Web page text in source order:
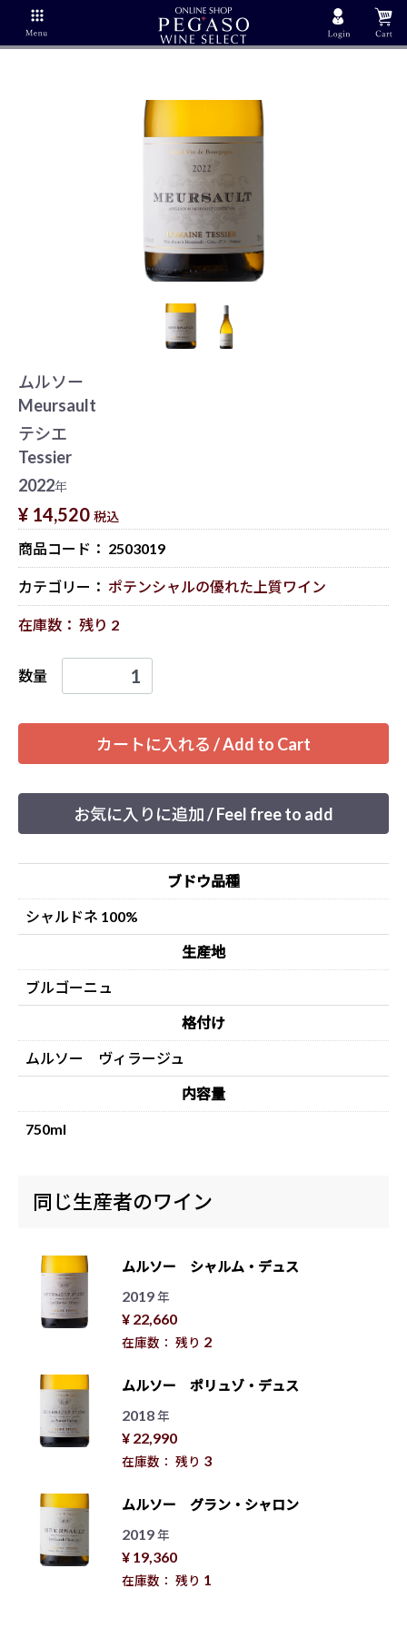
ムルソー
Meursault
テシエ
Tessier
2022年
¥ 14,520 税込
商品コード： 2503019
カテゴリー： ポテンシャルの優れた上質ワイン
在庫数： 残り 2
数量
カートに入れる / Add to Cart
お気に入りに追加 / Feel free to add
ブドウ品種
シャルドネ 100%
生産地
ブルゴーニュ
格付け
ムルソー ヴィラージュ
内容量
750ml
同じ生産者のワイン
ムルソー シャルム・デュス
2019年
¥ 22,660
在庫数： 残り 2
ムルソー ポリュゾ・デュス
2018年
¥ 22,990
在庫数： 残り 3
ムルソー グラン・シャロン
2019年
¥ 19,360
在庫数： 残り 1